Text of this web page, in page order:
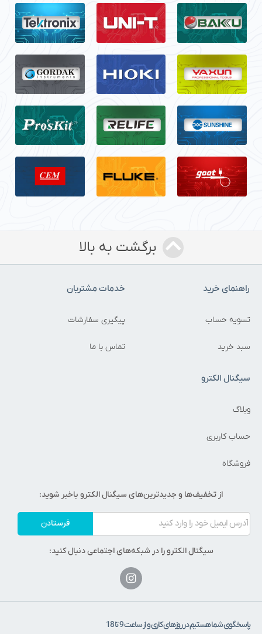
برگشت به بالا
راهنمای خرید
تسویه حساب
سبد خرید
خدمات مشتریان
پیگیری سفارشات
تماس با ما
سیگنال الکترو
وبلاگ
حساب کاربری
فروشگاه
از تخفیف‌ها و جدیدترین‌های سیگنال الکترو باخبر شوید:
فرستادن
سیگنال الکترو را در شبکه‌های اجتماعی دنبال کنید:
پاسخگوی شما هستیم در روزهای کاری و از ساعت 9 تا 18